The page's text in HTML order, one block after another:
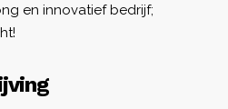
en innovatief bedrijf;